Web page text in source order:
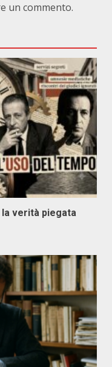
un commento.
la verità piegata